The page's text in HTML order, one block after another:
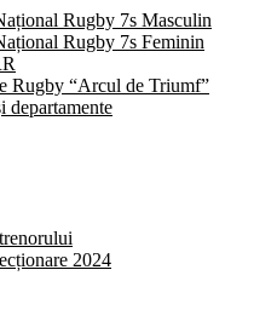
Rugby 7s Masculin
Rugby 7s Feminin
Rugby “Arcul de Triumf”
departamente
2024